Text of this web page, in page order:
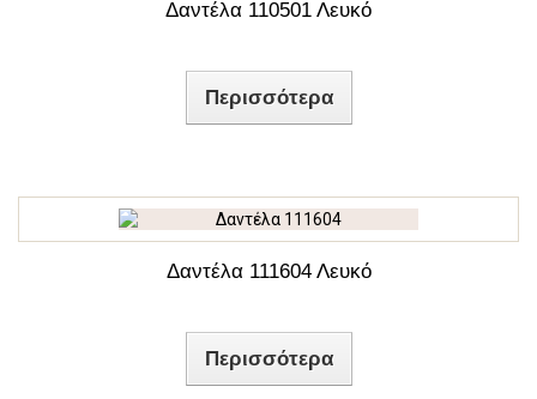
Δαντέλα 110501 Λευκό
Περισσότερα
Δαντέλα 111604 Λευκό
Περισσότερα